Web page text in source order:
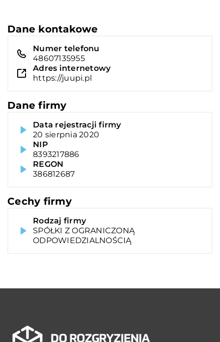
Dane kontakowe
Numer telefonu
48607135955
Adres internetowy
https://juupi.pl
Dane firmy
Data rejestracji firmy
20 sierpnia 2020
NIP
8393217886
REGON
386812687
Cechy firmy
Rodzaj firmy
SPÓŁKI Z OGRANICZONĄ
ODPOWIEDZIALNOŚCIĄ